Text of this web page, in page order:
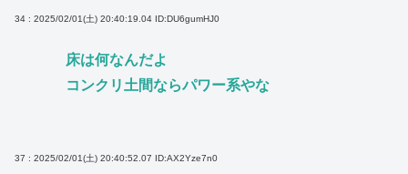
34 : 2025/02/01(土) 20:40:19.04 ID:DU6gumHJ0
床は何なんだよ
コンクリ土間ならパワー系やな
37 : 2025/02/01(土) 20:40:52.07 ID:AX2Yze7n0